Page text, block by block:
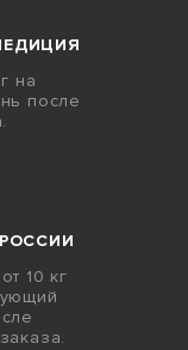
на
после
10 кг